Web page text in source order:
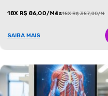
18X R$ 86,00/Mês18X R$ 387,00/Mês
SAIBA MAIS